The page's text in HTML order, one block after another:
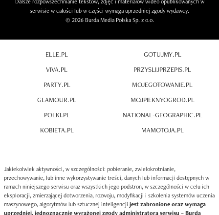
serwisie w całości lub w części wymaga uprzedniej zgody wydawcy.
© 2026 Burda Media Polska Sp. z o.o.
ELLE.PL
VIVA.PL
PARTY.PL
GLAMOUR.PL
POLKI.PL
KOBIETA.PL
GOTUJMY.PL
PRZYSLIJPRZEPIS.PL
MOJEGOTOWANIE.PL
MOJPIEKNYOGROD.PL
NATIONAL-GEOGRAPHIC.PL
MAMOTOJA.PL
Jakiekolwiek aktywności, w szczególności: pobieranie, zwielokrotnianie,
przechowywanie, lub inne wykorzystywanie treści, danych lub informacji dostępnych w
ramach niniejszego serwisu oraz wszystkich jego podstron, w szczególności w celu ich
eksploracji, zmierzającej dotworzenia, rozwoju, modyfikacji i szkolenia systemów uczenia
maszynowego, algorytmów lub sztucznej inteligencji jest zabronione oraz wymaga
uprzedniej, jednoznacznie wyrażonej zgody administratora serwisu – Burda